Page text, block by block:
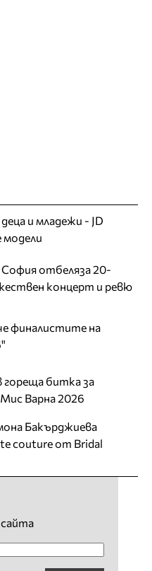
и младежи - JD
модели
отбеляза 20-
концерт и ревю
финалистите на
гореща битка за
Варна 2026
Бакърджиева
couture от Bridal